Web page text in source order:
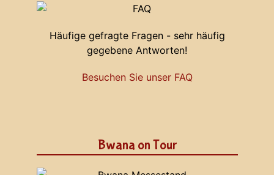
Häufige gefragte Fragen - sehr häufig
gegebene Antworten!
Besuchen Sie unser FAQ
Bwana on Tour